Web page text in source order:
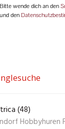
(48)
Hobbyhuren